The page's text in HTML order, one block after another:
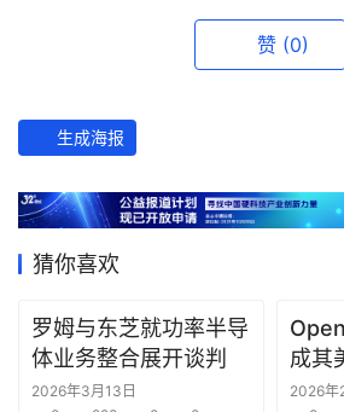
数
据
选
报
告
赞 (0)
生成海报
猜你喜欢
罗姆与东芝就功率半导
体业务整合展开谈判
2026年3月13日
成其
究中
2026年